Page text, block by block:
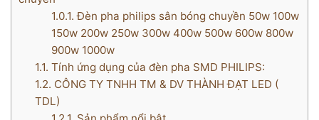
1.0.1. Đèn pha philips sân bóng chuyền 50w 100w
150w 200w 250w 300w 400w 500w 600w 800w
900w 1000w
1.1. Tính ứng dụng của đèn pha SMD PHILIPS:
1.2. CÔNG TY TNHH TM & DV THÀNH ĐẠT LED (
TDL)